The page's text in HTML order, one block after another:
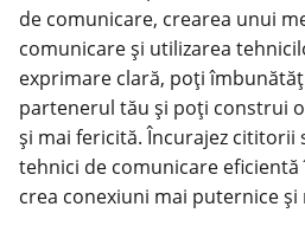
de comunicare, crearea unui
comunicare și utilizarea
exprimare clară, poți
partenerul tău și poți construi
și mai fericită. Încurajez cititorii
tehnici de comunicare
crea conexiuni mai puternice și